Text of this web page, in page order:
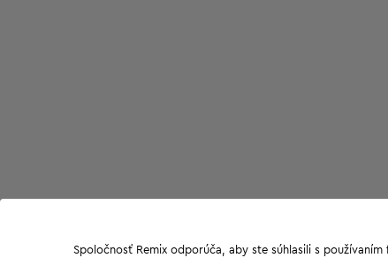
Spoločnosť Remix odporúča, aby ste súhlasili s